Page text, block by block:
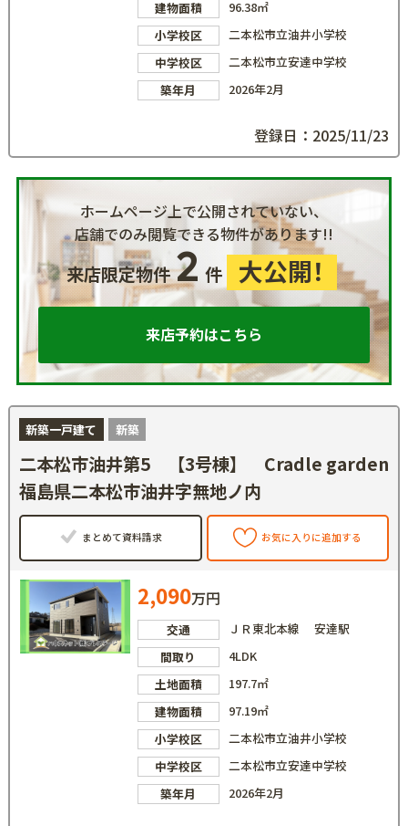
建物面積
96.38㎡
小学校区
二本松市立油井小学校
中学校区
二本松市立安達中学校
築年月
2026年2月
登録日：2025/11/23
ホームページ上で公開されていない、
店舗でのみ閲覧できる物件があります!!
来店限定物件2 件 大公開！
来店予約はこちら
新築一戸建て 新築
二本松市油井第5 【3号棟】 Cradle garden
福島県二本松市油井字無地ノ内
まとめて資料請求 お気に入りに追加する
2,090万円
交通
ＪＲ東北本線 安達駅
間取り
4LDK
土地面積
197.7㎡
建物面積
97.19㎡
小学校区
二本松市立油井小学校
中学校区
二本松市立安達中学校
築年月
2026年2月